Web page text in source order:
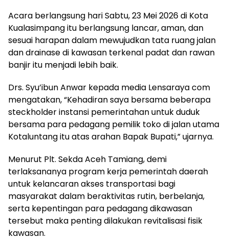
Acara berlangsung hari Sabtu, 23 Mei 2026 di Kota
Kualasimpang itu berlangsung lancar, aman, dan
sesuai harapan dalam mewujudkan tata ruang jalan
dan drainase di kawasan terkenal padat dan rawan
banjir itu menjadi lebih baik.
Drs. Syu’ibun Anwar kepada media Lensaraya com
mengatakan, “Kehadiran saya bersama beberapa
steckholder instansi pemerintahan untuk duduk
bersama para pedagang pemilik toko di jalan utama
Kotaluntang itu atas arahan Bapak Bupati,” ujarnya.
Menurut Plt. Sekda Aceh Tamiang, demi
terlaksananya program kerja pemerintah daerah
untuk kelancaran akses transportasi bagi
masyarakat dalam beraktivitas rutin, berbelanja,
serta kepentingan para pedagang dikawasan
tersebut maka penting dilakukan revitalisasi fisik
kawasan.